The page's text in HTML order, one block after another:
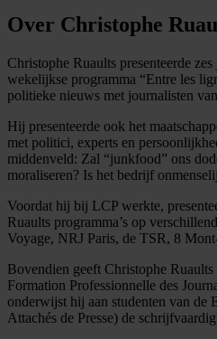
Over Christophe
Christophe Ruaults presenteerde
wekelijkse programma “Entre les
politieke nieuws met journalisten
Hij presenteerde ook het
met politici, experts en
middenveld: Zal “junkfood” ons
moraliseren? Is het bedrijf
Voordat hij bij LCP werkte,
Ruaults programma’s op
Voyage, NRJ Paris, de TSR, 8
Bovendien geeft Christophe
Formation Professionnelle des
onderwijst hij aan studenten van de
Attachés de Presse) de